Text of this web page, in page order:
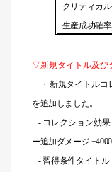
クリティカ
生産成功確率
▽新規タイトル及び
・ 新規タイトルコ
を追加しました。
- コレクション効果
ー追加ダメージ +4000
- 習得条件タイトル